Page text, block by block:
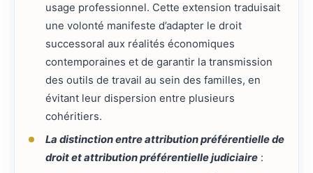
usage professionnel. Cette extension traduisait
une volonté manifeste d’adapter le droit
successoral aux réalités économiques
contemporaines et de garantir la transmission
des outils de travail au sein des familles, en
évitant leur dispersion entre plusieurs
cohéritiers.
La distinction entre attribution préférentielle de
droit et attribution préférentielle judiciaire: